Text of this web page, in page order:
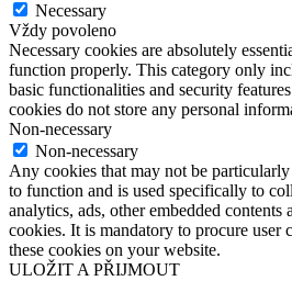
Necessary
Vždy povoleno
Necessary cookies are absolutely
function properly. This category only
basic functionalities and security
cookies do not store any personal
Non-necessary
Non-necessary
Any cookies that may not be
to function and is used specifically to
analytics, ads, other embedded contents
cookies. It is mandatory to procure user
these cookies on your website.
ULOŽIT A PŘIJMOUT